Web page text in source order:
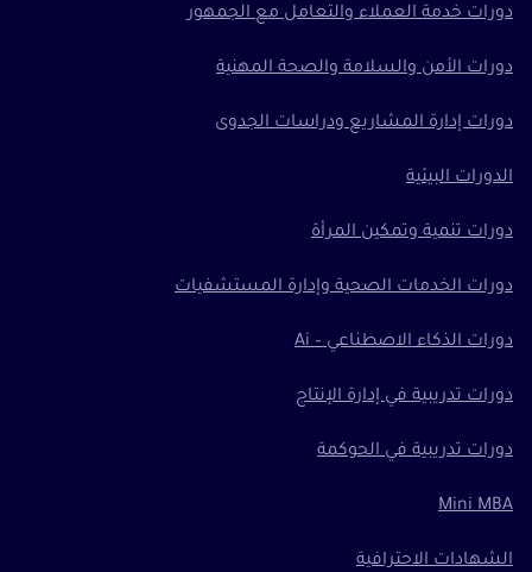
دورات خدمة العملاء والتعامل مع الجمهور
دورات الأمن والسلامة والصحة المهنية
دورات إدارة المشاريع ودراسات الجدوى
الدورات البيئية
دورات تنمية وتمكين المرأة
دورات الخدمات الصحية وإدارة المستشفيات
دورات الذكاء الاصطناعي – Ai
دورات تدريبية في إدارة الإنتاج
دورات تدريبية في الحوكمة
Mini MBA
الشهادات الاحترافية